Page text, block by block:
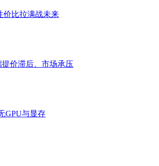
价比拉满战未来
价滞后、市场承压
GPU与显存